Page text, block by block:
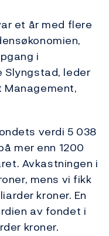
et år med flere
i
Slyngstad, leder
Management,
verdi 5 038
mer enn 1200
Avkastningen i
mens vi fikk
kroner. En
av fondet i
kroner.